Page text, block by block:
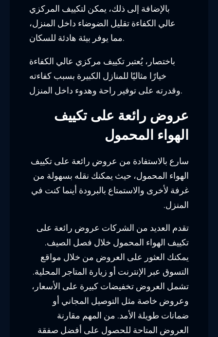
بالإضافة إلى ذلك، يمكن لتكييف المركزي
عالي الكفاءة تقليل الضوضاء داخل المنزل،
مما يوفر بيئة هادئة للسكان.
باختصار، يُعتبر تكييف مركزي عالي الكفاءة
خيارًا مثاليًا للمنازل الكبيرة بسبب كفاءته
وقدرته على توفير راحة وهدوء داخل المنزل.
عروض رائعة على تكييف
الهواء المحمول
سارع بالاستفادة من عروض رائعة على تكييف
الهواء المحمول، حيث يمكنك نقله بسهولة من
غرفة لأخرى والاستمتاع بالبرودة أينما كنت في
المنزل.
تقدم العديد من الشركات عروض رائعة على
تكييف الهواء المحمول خلال فصل الصيف.
يمكنك العثور على العروض من خلال مواقع
التسوق عبر الإنترنت أو زيارة المتاجر المحلية.
تشمل العروض تخفيضات كبيرة على الأسعار،
وعروض خاصة مثل التوصيل المجاني أو
ضمانات طويلة الأمد. من المهم مقارنة
العروض المتاحة للحصول على أفضل صفقة